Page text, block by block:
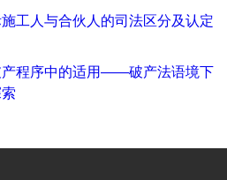
工人与合伙人的司法区分及认定
产程序中的适用——破产法语境下